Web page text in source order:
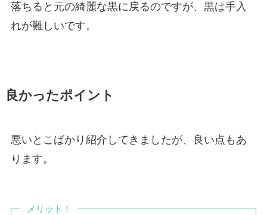
落ちると元の綺麗な黒に戻るのですが、黒は手入
れが難しいです。
良かったポイント
悪いとこばかり紹介してきましたが、良い点もあ
ります。
メリット！